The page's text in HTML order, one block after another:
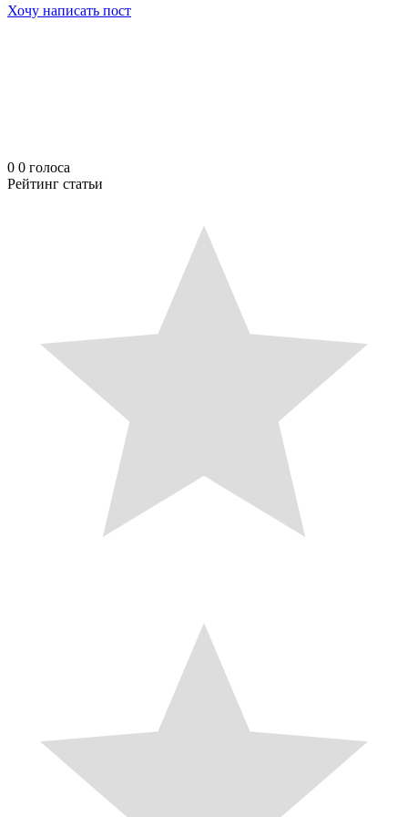
Хочу написать пост
0 0 голоса
Рейтинг статьи